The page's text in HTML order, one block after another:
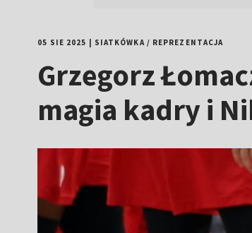
05 SIE 2025 SIATKÓWKA/ REPREZENTACJA
Grzegorz
magia kadry i